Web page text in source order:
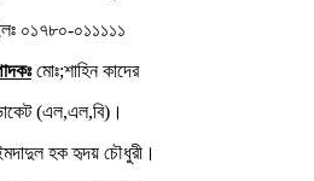
০১৭৮০-০১১১১১
মোঃ;শাহিন কাদের
(এল,এল,বি)।
হক হৃদয় চৌধুরী।